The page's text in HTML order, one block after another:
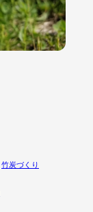
竹炭づくり